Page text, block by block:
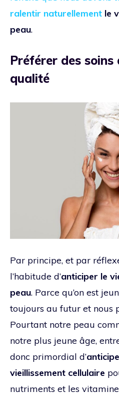
ralentir naturellement le
peau.
Préférer des
qualité
Par principe, et par
l’habitude d’anticiper le
peau. Parce qu’on est
toujours au futur et nous
Pourtant notre peau
notre plus jeune âge,
donc primordial d’
vieillissement cellulaire
nutriments et les